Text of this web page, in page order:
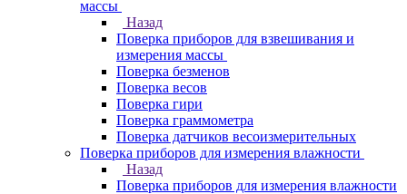
массы
Назад
Поверка приборов для взвешивания и
измерения массы
Поверка безменов
Поверка весов
Поверка гири
Поверка граммометра
Поверка датчиков весоизмерительных
Поверка приборов для измерения влажности
Назад
Поверка приборов для измерения влажности